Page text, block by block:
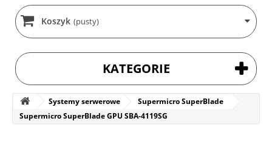
Koszyk (pusty)
KATEGORIE
Systemy serwerowe
Supermicro SuperBlade
Supermicro SuperBlade GPU SBA-4119SG